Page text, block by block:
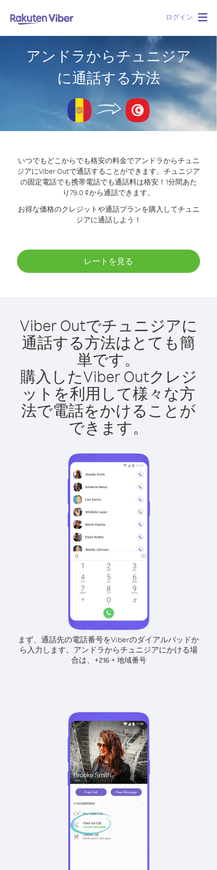
ログイン
アンドラからチュニジア
に通話する方法
いつでもどこからでも格安の料金でアンドラからチュニ
ジアにViber Outで通話することができます。 チュニジア
の固定電話でも携帯電話でも通話料は格安！1分間あた
り79.0 ¢から通話できます。
お得な価格のクレジットや通話プランを購入してチュニ
ジアに通話しよう！
レートを見る
Viber Outでチュニジアに
通話する方法はとても簡
単です。
購入したViber Outクレジ
ットを利用して様々な方
法で電話をかけることが
できます。
まず、通話先の電話番号をViberのダイアルパッドか
ら入力します。 アンドラからチュニジアにかける場
合は、
+216 + 地域番号